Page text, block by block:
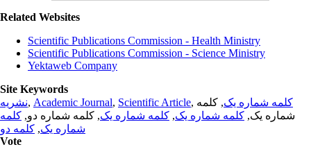
Related Websites
Scientific Publications Commission - Health Ministry
Scientific Publications Commission - Science Ministry
Yektaweb Company
Site Keywords
نشریه, Academic Journal, Scientific Article, کلمه شماره یک, کلمه
شماره یک, کلمه شماره یک, کلمه شماره یک, کلمه شماره دو, کلمه
شماره یک, کلمه دو
Vote